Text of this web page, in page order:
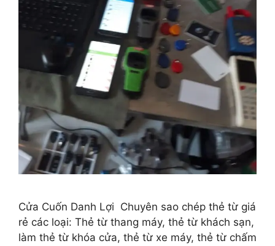
Cửa Cuốn Danh Lợi Chuyên sao chép thẻ từ giá
rẻ các loại: Thẻ từ thang máy, thẻ từ khách sạn,
làm thẻ từ khóa cửa, thẻ từ xe máy, thẻ từ chấm